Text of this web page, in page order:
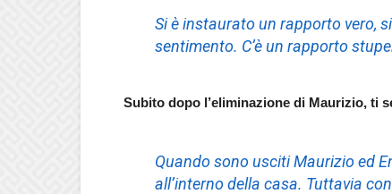
Si è instaurato un rapporto vero,
sentimento. C’è un rapporto
Subito dopo l’eliminazione di Maurizio, ti
Quando sono usciti Maurizio ed
all’interno della casa. Tuttavia